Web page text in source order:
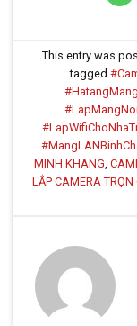
This entry was
tagged
MINH KHANG
LẮP CAMERA TRỌN